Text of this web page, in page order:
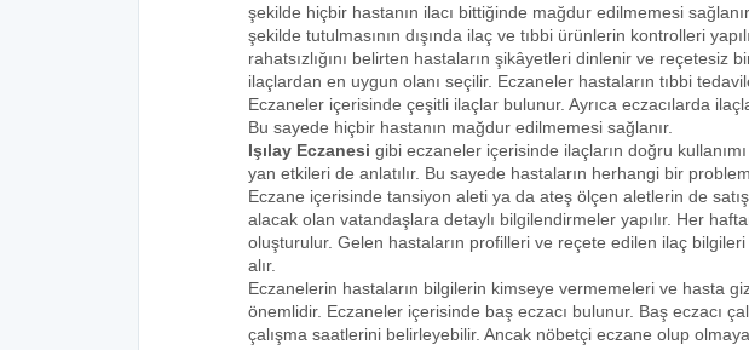
şekilde hiçbir hastanın ilacı bittiğinde mağdur edilmemesi
şekilde tutulmasının dışında ilaç ve tıbbi ürünlerin kontrolleri
rahatsızlığını belirten hastaların şikâyetleri dinlenir ve reçetesiz
ilaçlardan en uygun olanı seçilir. Eczaneler hastaların tıbbi
Eczaneler içerisinde çeşitli ilaçlar bulunur. Ayrıca eczacılarda
Bu sayede hiçbir hastanın mağdur edilmemesi sağlanır.
Işılay Eczanesi gibi eczaneler içerisinde ilaçların doğru
yan etkileri de anlatılır. Bu sayede hastaların herhangi bir
Eczane içerisinde tansiyon aleti ya da ateş ölçen aletlerin de
alacak olan vatandaşlara detaylı bilgilendirmeler yapılır. Her
oluşturulur. Gelen hastaların profilleri ve reçete edilen ilaç
alır.
Eczanelerin hastaların bilgilerin kimseye vermemeleri ve hasta
önemlidir. Eczaneler içerisinde baş eczacı bulunur. Baş eczacı
çalışma saatlerini belirleyebilir. Ancak nöbetçi eczane olup